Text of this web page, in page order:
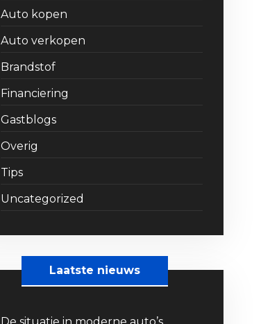
Auto kopen
Auto verkopen
Brandstof
Financiering
Gastblogs
Overig
Tips
Uncategorized
Laatste nieuws